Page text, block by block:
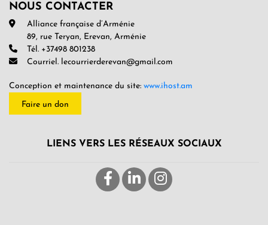
NOUS CONTACTER
Alliance française d’Arménie
89, rue Teryan, Erevan, Arménie
Tél. +37498 801238
Courriel. lecourrierderevan@gmail.com
Conception et maintenance du site: www.ihost.am
Faire un don
LIENS VERS LES RÉSEAUX SOCIAUX